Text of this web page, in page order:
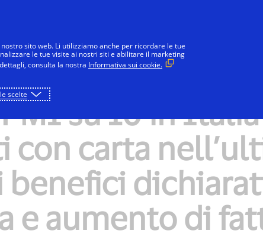
su 10 in
con carta
benefici
e aumento di
sito web. Li utilizziamo anche per ricordare le tue
le tue visite ai nostri siti e abilitare il marketing
consulta la nostra Informativa sui cookie.
scelte